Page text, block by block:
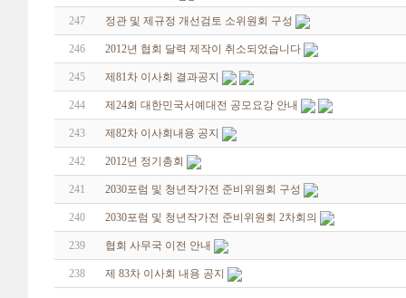
247 정관 및 제규정 개선검토 소위원회 구성
246 2012년 협회 달력 제작이 취소되었습니다
245 제81차 이사회 결과공지
244 제24회 대한민국서예대전 공모요강 안내
243 제82차 이사회내용 공지
242 2012년 정기총회
241 2030포럼 및 청년작가전 준비위원회 구성
240 2030포럼 및 청년작가전 준비위원회 2차회의
239 협회 사무국 이전 안내
238 제 83차 이사회 내용 공지